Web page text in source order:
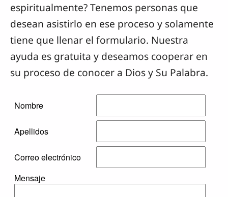
espiritualmente? Tenemos personas que
desean asistirlo en ese proceso y solamente
tiene que llenar el formulario. Nuestra
ayuda es gratuita y deseamos cooperar en
su proceso de conocer a Dios y Su Palabra.